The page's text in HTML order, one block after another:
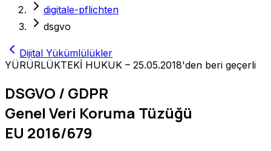
digitale-pflichten
dsgvo
Dijital Yükümlülükler
YÜRÜRLÜKTEKİ HUKUK – 25.05.2018'den beri geçerli
DSGVO / GDPR
Genel Veri Koruma Tüzüğü
EU 2016/679